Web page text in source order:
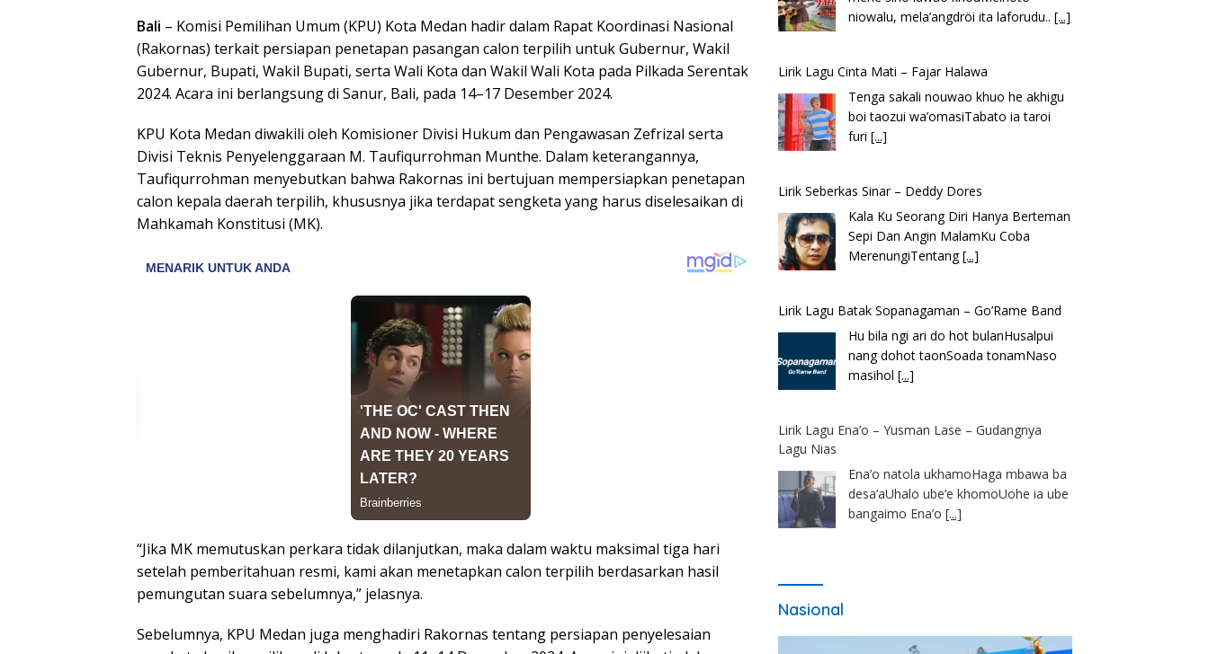
Bali – Komisi Pemilihan Umum (KPU) Kota Medan hadir dalam Rapat Koordinasi Nasional
(Rakornas) terkait persiapan penetapan pasangan calon terpilih untuk Gubernur, Wakil
Gubernur, Bupati, Wakil Bupati, serta Wali Kota dan Wakil Wali Kota pada Pilkada Serentak
2024. Acara ini berlangsung di Sanur, Bali, pada 14–17 Desember 2024.
KPU Kota Medan diwakili oleh Komisioner Divisi Hukum dan Pengawasan Zefrizal serta
Divisi Teknis Penyelenggaraan M. Taufiqurrohman Munthe. Dalam keterangannya,
Taufiqurrohman menyebutkan bahwa Rakornas ini bertujuan mempersiapkan penetapan
calon kepala daerah terpilih, khususnya jika terdapat sengketa yang harus diselesaikan di
Mahkamah Konstitusi (MK).
“Jika MK memutuskan perkara tidak dilanjutkan, maka dalam waktu maksimal tiga hari
setelah pemberitahuan resmi, kami akan menetapkan calon terpilih berdasarkan hasil
pemungutan suara sebelumnya,” jelasnya.
Sebelumnya, KPU Medan juga menghadiri Rakornas tentang persiapan penyelesaian
niowalu, mela’angdröi ita laforudu..[...]
Lirik Lagu Cinta Mati – Fajar Halawa
Tenga sakali nouwao khuo he akhigu
boi taozui wa’omasiTabato ia taroi
furi[...]
Lirik Seberkas Sinar – Deddy Dores
Kala Ku Seorang Diri Hanya Berteman
Sepi Dan Angin MalamKu Coba
MerenungiTentang[...]
Lirik Lagu Batak Sopanagaman – Go’Rame Band
Hu bila ngi ari do hot bulanHusalpui
nang dohot taonSoada tonamNaso
masihol[...]
Lirik Lagu Ena’o – Yusman Lase – Gudangnya
Lagu Nias
Ena’o natola ukhamoHaga mbawa ba
desa’aUhalo ube’e khomoUohe ia ube
bangaimo Ena’o[...]
Nasional